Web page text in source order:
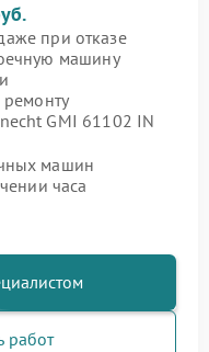
при отказе
машину
GMI 61102 IN
машин
часа
работ